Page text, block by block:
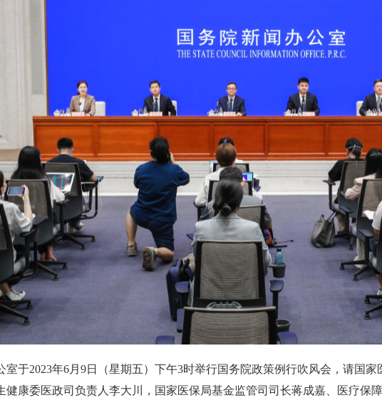
室于2023年6月9日（星期五）下午3时举行国务院政策例行吹风会，请国
健康委医政司负责人李大川，国家医保局基金监管司司长蒋成嘉、医疗保